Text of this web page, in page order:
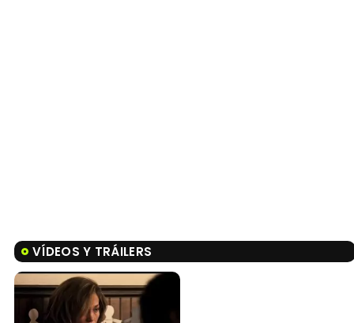
VÍDEOS Y TRÁILERS